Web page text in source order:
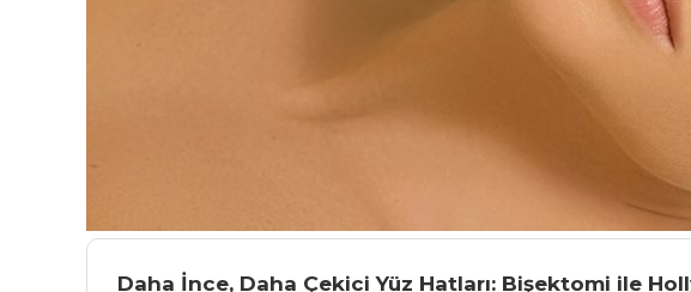
Daha İnce, Daha Çekici Yüz Hatları: Bişektomi ile